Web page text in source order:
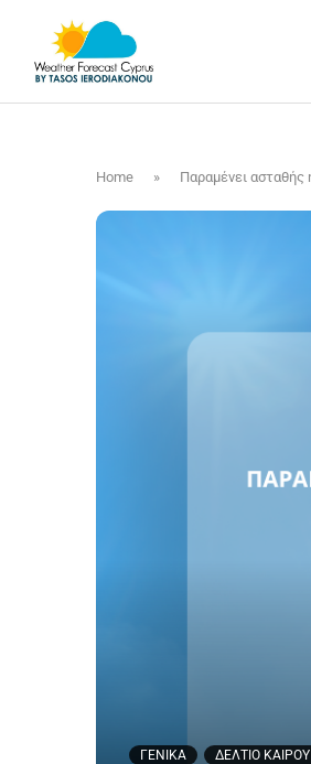
Home » Παραμένει ασταθής
ΓΕΝΙΚΑ ΔΕΛΤΙΟ ΚΑΙΡΟΥ